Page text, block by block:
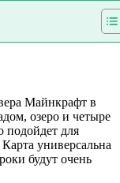
Майнкрафт в
озеро и четыре
подойдет для
универсальна
будут очень